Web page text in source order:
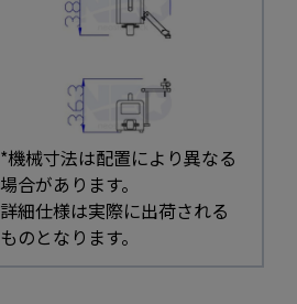
*機械寸法は配置により異なる
場合があります。
詳細仕様は実際に出荷される
ものとなります。